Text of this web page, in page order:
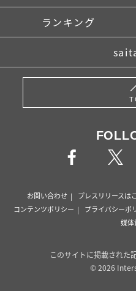
ランキング
お問い合わせ プレスリリースは
コンテンツポリシー
プライバシーポ
媒体
このサイトに掲載された
© 2026